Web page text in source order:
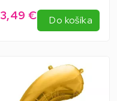
3,49 € Do košíka